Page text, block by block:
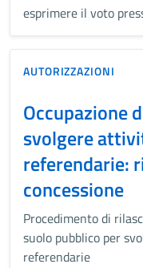
esprimere il voto
AUTORIZZAZIONI
Occupazione
svolgere
referendarie:
concessione
Procedimento di
suolo pubblico per
referendarie